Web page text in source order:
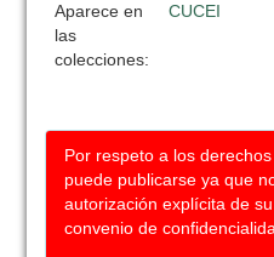
Aparece en
las
colecciones:
CUCEI
Por respeto a los
puede publicarse ya que
autorización explícita de
convenio de